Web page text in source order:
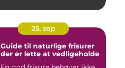
25. sep
Guide til naturlige frisurer
der er lette at vedligeholde